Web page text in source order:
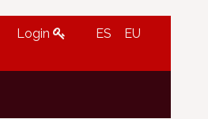
Login ES EU